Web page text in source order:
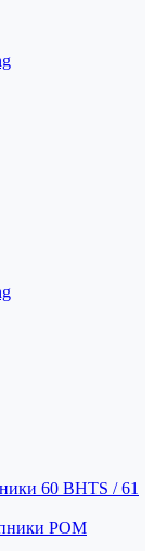
60 BHTS / 61
POM